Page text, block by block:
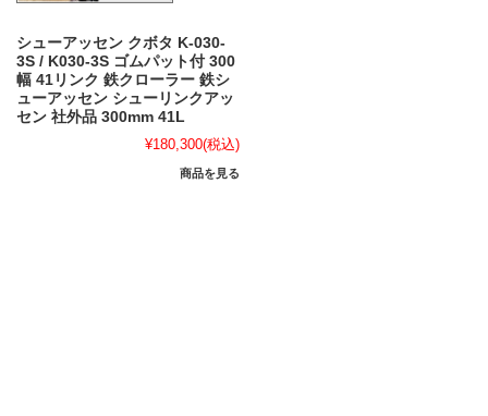
シューアッセン クボタ K-030-
3S / K030-3S ゴムパット付 300
幅 41リンク 鉄クローラー 鉄シ
ューアッセン シューリンクアッ
セン 社外品 300mm 41L
¥180,300(税込)
商品を見る